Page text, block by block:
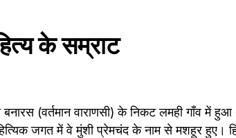
के सम्राट
(वर्तमान वाराणसी) के निकट लमही गाँव में
जगत में वे मुंशी प्रेमचंद के नाम से मशहूर हुए।